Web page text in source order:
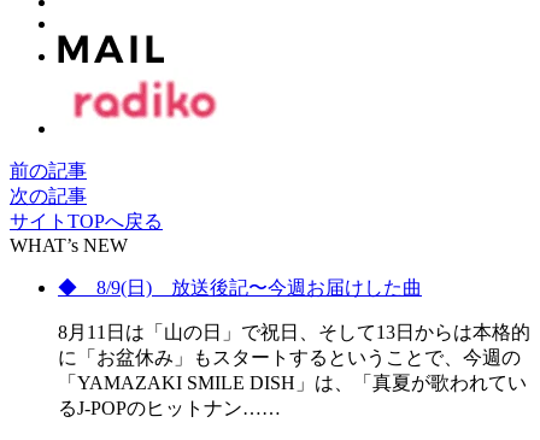
前の記事
次の記事
サイトTOPへ戻る
WHAT’s NEW
◆ 8/9(日) 放送後記〜今週お届けした曲
8月11日は「山の日」で祝日、そして13日からは本格的
に「お盆休み」もスタートするということで、今週の
「YAMAZAKI SMILE DISH」は、「真夏が歌われてい
るJ-POPのヒットナン……